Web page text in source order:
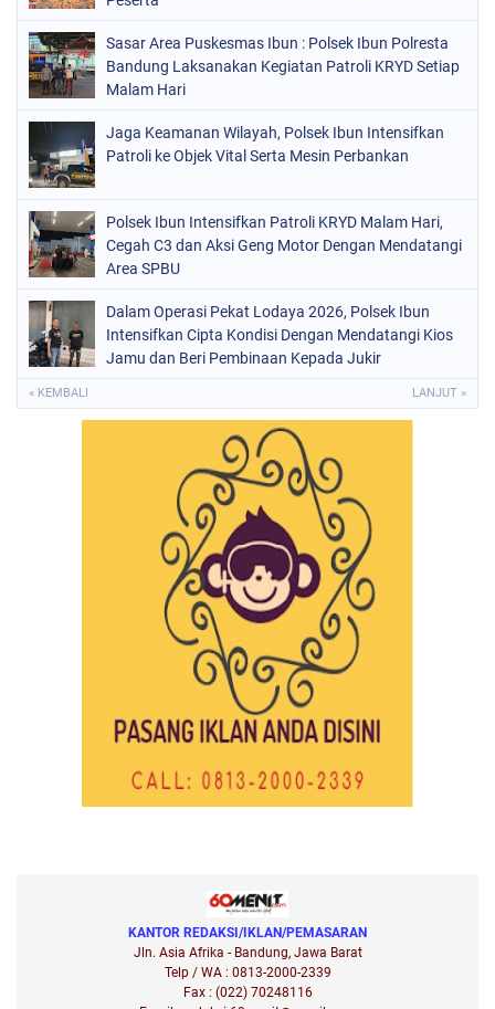
Sasar Area Puskesmas Ibun : Polsek Ibun Polresta
Bandung Laksanakan Kegiatan Patroli KRYD Setiap
Malam Hari
Jaga Keamanan Wilayah, Polsek Ibun Intensifkan
Patroli ke Objek Vital Serta Mesin Perbankan
Polsek Ibun Intensifkan Patroli KRYD Malam Hari,
Cegah C3 dan Aksi Geng Motor Dengan Mendatangi
Area SPBU
Dalam Operasi Pekat Lodaya 2026, Polsek Ibun
Intensifkan Cipta Kondisi Dengan Mendatangi Kios
Jamu dan Beri Pembinaan Kepada Jukir
« KEMBALI LANJUT »
KANTOR REDAKSI/IKLAN/PEMASARAN
Jln. Asia Afrika - Bandung, Jawa Barat
Telp / WA : 0813-2000-2339
Fax : (022) 70248116